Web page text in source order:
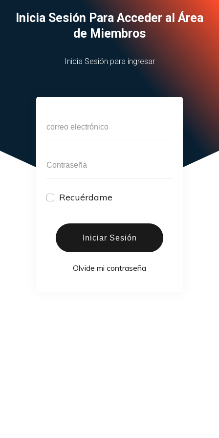
Inicia Sesión Para Acceder al Área
de Miembros
Inicia Sesión para ingresar
Recuérdame
Iniciar Sesión
Olvide mi contraseña